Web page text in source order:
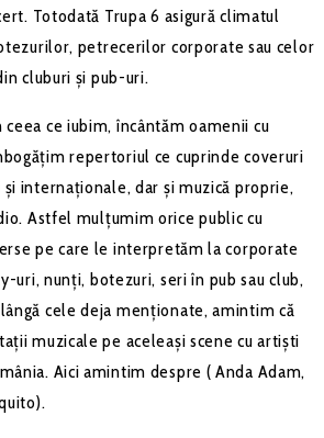
Totodată Trupa 6 asigură climatul
petrecerilor corporate sau celor
cluburi și pub-uri.
ce iubim, încântăm oamenii cu
repertoriul ce cuprinde coveruri
internaționale, dar și muzică proprie,
Astfel mulțumim orice public cu
pe care le interpretăm la corporate
uri, nunți, botezuri, seri în pub sau club,
cele deja menționate, amintim că
muzicale pe aceleași scene cu artiști
Aici amintim despre ( Anda Adam,